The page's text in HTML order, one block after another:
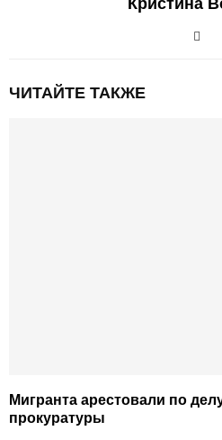
ЧИТАЙТЕ ТАКЖЕ
Мигранта арестовали по
прокуратуры